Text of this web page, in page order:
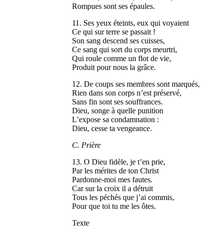
Rompues sont ses épaules.
11. Ses yeux éteints, eux qui voyaient
Ce qui sur terre se passait !
Son sang descend ses cuisses,
Ce sang qui sort du corps meurtri,
Qui roule comme un flot de vie,
Produit pour nous la grâce.
12. De coups ses membres sont marqués,
Rien dans son corps n’est préservé,
Sans fin sont ses souffrances.
Dieu, songe à quelle punition
L’expose sa condamnation :
Dieu, cesse ta vengeance.
C. Prière
13. O Dieu fidèle, je t’en prie,
Par les mérites de ton Christ
Pardonne-moi mes fautes.
Car sur la croix il a détruit
Tous les péchés que j’ai commis,
Pour que toi tu me les ôtes.
Texte